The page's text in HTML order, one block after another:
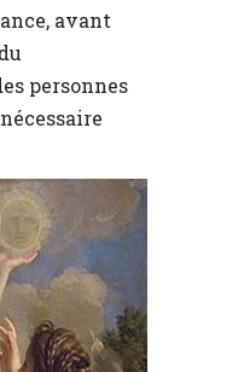
avant
personnes